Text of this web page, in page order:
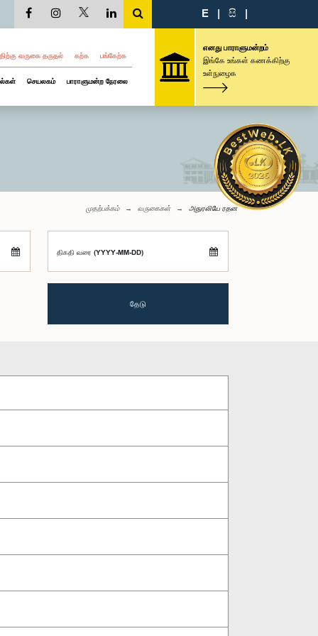
E | සි |
வருகை தருதல் கற்க பங்கேற்க
செயலகம் பாராளுமன்ற நேரலை
எனது பாராளுமன்றம்
இங்கே உங்கள் கணக்கிற்கு
உள்நுழைக
முதற்பக்கம் வருகைகள் அதுரலியே ரதன
திகதி வரை (YYYY-MM-DD)
தேடு